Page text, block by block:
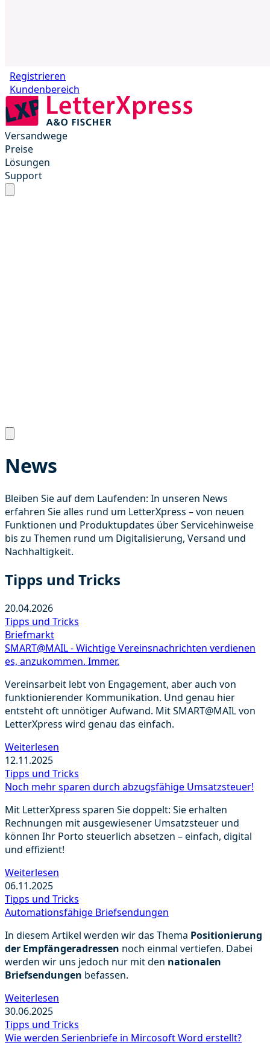
Registrieren
Kundenbereich
Versandwege
Preise
Lösungen
Support
News
Bleiben Sie auf dem Laufenden: In unseren News
erfahren Sie alles rund um LetterXpress – von neuen
Funktionen und Produktupdates über Servicehinweise
bis zu Themen rund um Digitalisierung, Versand und
Nachhaltigkeit.
Tipps und Tricks
20.04.2026
Tipps und Tricks
Briefmarkt
SMART@MAIL - Wichtige Vereinsnachrichten verdienen
es, anzukommen. Immer.
Vereinsarbeit lebt von Engagement, aber auch von
funktionierender Kommunikation. Und genau hier
entsteht oft unnötiger Aufwand. Mit SMART@MAIL von
LetterXpress wird genau das einfach.
Weiterlesen
12.11.2025
Tipps und Tricks
Noch mehr sparen durch abzugsfähige Umsatzsteuer!
Mit LetterXpress sparen Sie doppelt: Sie erhalten
Rechnungen mit ausgewiesener Umsatzsteuer und
können Ihr Porto steuerlich absetzen – einfach, digital
und effizient!
Weiterlesen
06.11.2025
Tipps und Tricks
Automationsfähige Briefsendungen
In diesem Artikel werden wir das Thema Positionierung
der Empfängeradressen noch einmal vertiefen. Dabei
werden wir uns jedoch nur mit den nationalen
Briefsendungen befassen.
Weiterlesen
30.06.2025
Tipps und Tricks
Wie werden Serienbriefe in Mircosoft Word erstellt?